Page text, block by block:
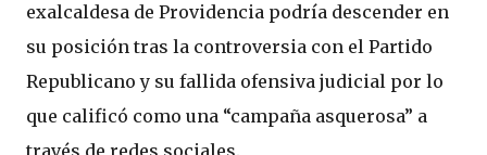
exalcaldesa de Providencia podría descender en
su posición tras la controversia con el Partido
Republicano y su fallida ofensiva judicial por lo
que calificó como una “campaña asquerosa” a
través de redes sociales.